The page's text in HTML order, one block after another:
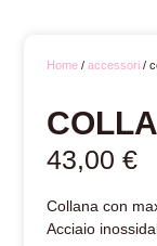
Home/ accessori/
43,00 €
Collana con
Acciaio